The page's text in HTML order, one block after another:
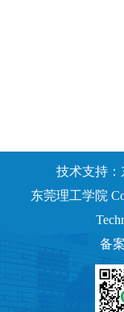
技术支持
东莞理工学院
备